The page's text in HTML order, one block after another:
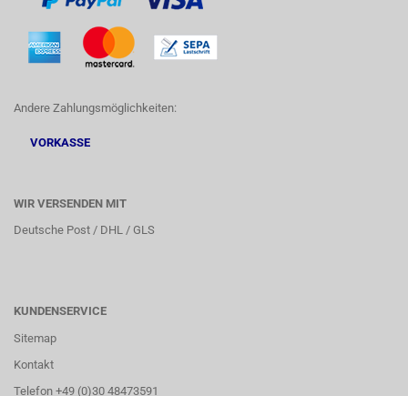
Andere Zahlungsmöglichkeiten:
VORKASSE
WIR VERSENDEN MIT
Deutsche Post / DHL / GLS
KUNDENSERVICE
Sitemap
Kontakt
Telefon +49 (0)30 48473591